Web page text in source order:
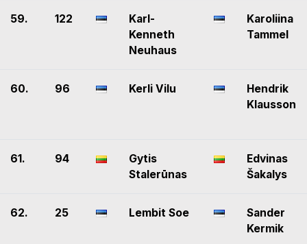
59. 122
Karl-
Kenneth
Neuhaus
Karoliina
Tammel
60. 96 Kerli Vilu
Hendrik
Klausson
61. 94
Gytis
Stalerūnas
Edvinas
Šakalys
62. 25 Lembit Soe
Sander
Kermik